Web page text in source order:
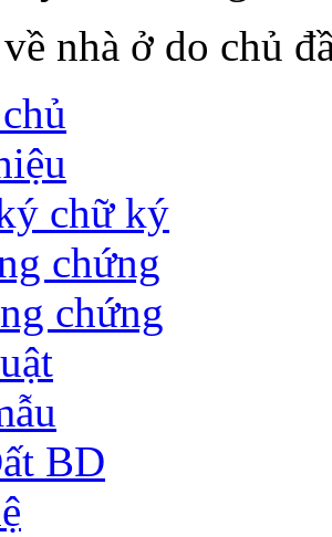
nhà ở do chủ
chữ ký
chứng
chứng
BD